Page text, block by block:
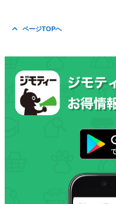
ページTOPへ